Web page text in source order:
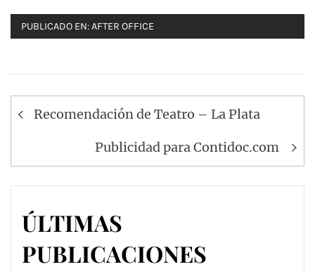
PUBLICADO EN:AFTER OFFICE
Navegación
entradas
Recomendación de Teatro – La Plata
Publicidad para Contidoc.com
ÚLTIMAS
PUBLICACIONES